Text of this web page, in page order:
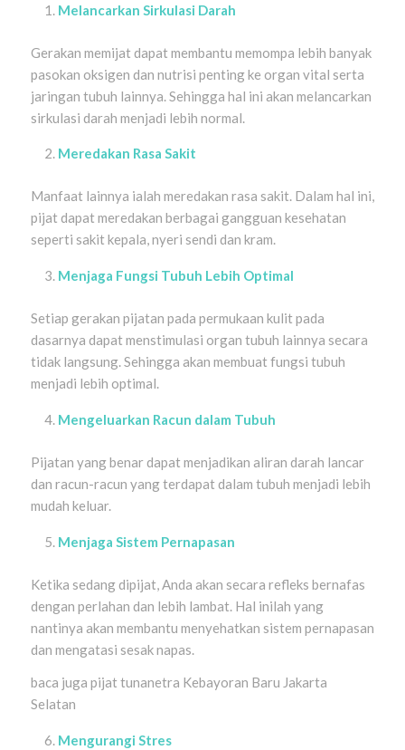
Melancarkan Sirkulasi Darah
Gerakan memijat dapat membantu memompa lebih banyak
pasokan oksigen dan nutrisi penting ke organ vital serta
jaringan tubuh lainnya. Sehingga hal ini akan melancarkan
sirkulasi darah menjadi lebih normal.
Meredakan Rasa Sakit
Manfaat lainnya ialah meredakan rasa sakit. Dalam hal ini,
pijat dapat meredakan berbagai gangguan kesehatan
seperti sakit kepala, nyeri sendi dan kram.
Menjaga Fungsi Tubuh Lebih Optimal
Setiap gerakan pijatan pada permukaan kulit pada
dasarnya dapat menstimulasi organ tubuh lainnya secara
tidak langsung. Sehingga akan membuat fungsi tubuh
menjadi lebih optimal.
Mengeluarkan Racun dalam Tubuh
Pijatan yang benar dapat menjadikan aliran darah lancar
dan racun-racun yang terdapat dalam tubuh menjadi lebih
mudah keluar.
Menjaga Sistem Pernapasan
Ketika sedang dipijat, Anda akan secara refleks bernafas
dengan perlahan dan lebih lambat. Hal inilah yang
nantinya akan membantu menyehatkan sistem pernapasan
dan mengatasi sesak napas.
baca juga pijat tunanetra Kebayoran Baru Jakarta
Selatan
Mengurangi Stres